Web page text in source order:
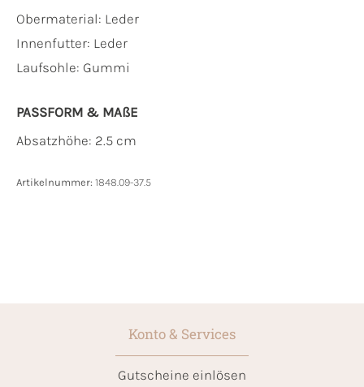
Obermaterial: Leder
Innenfutter: Leder
Laufsohle: Gummi
PASSFORM & MAẞE
Absatzhöhe: 2.5 cm
Artikelnummer: 1848.09-37.5
Konto & Services
Gutscheine einlösen